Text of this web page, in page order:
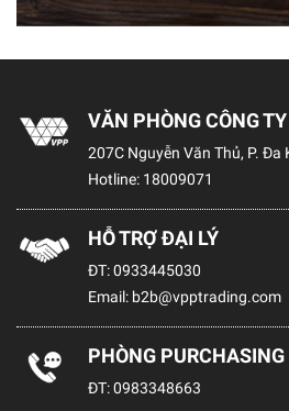
VĂN PHÒNG CÔNG TY
207C Nguyễn Văn Thủ, P. Đa
Hotline: 18009071
HỖ TRỢ ĐẠI LÝ
ĐT:0933445030
Email: b2b@vpptrading.com
PHÒNG PURCHASING
ĐT:0983348663